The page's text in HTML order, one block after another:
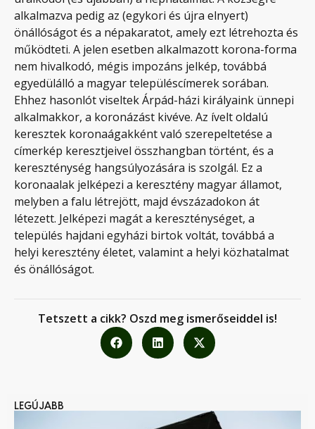
alkalmazva pedig az (egykori és újra elnyert)
önállóságot és a népakaratot, amely ezt létrehozta és
működteti. A jelen esetben alkalmazott korona-forma
nem hivalkodó, mégis impozáns jelkép, továbbá
egyedülálló a magyar településcímerek sorában.
Ehhez hasonlót viseltek Árpád-házi királyaink ünnepi
alkalmakkor, a koronázást kivéve. Az ívelt oldalú
keresztek koronaágakként való szerepeltetése a
címerkép keresztjeivel összhangban történt, és a
kereszténység hangsúlyozására is szolgál. Ez a
koronaalak jelképezi a keresztény magyar államot,
melyben a falu létrejött, majd évszázadokon át
létezett. Jelképezi magát a kereszténységet, a
település hajdani egyházi birtok voltát, továbbá a
helyi keresztény életet, valamint a helyi közhatalmat
és önállóságot.
Tetszett a cikk? Oszd meg ismerőseiddel is!
LEGÚJABB